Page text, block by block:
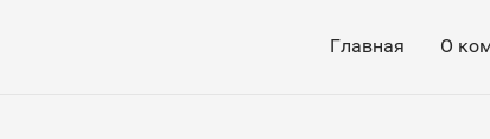
Главная О